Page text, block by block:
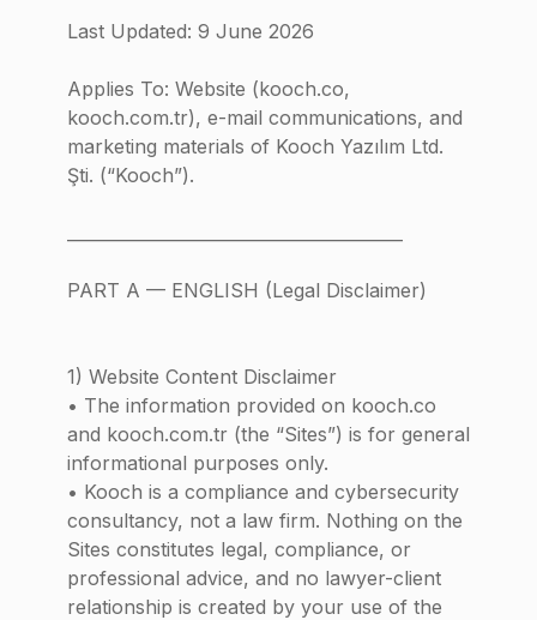
Last Updated: 9 June 2026
Applies To: Website (kooch.co,
kooch.com.tr), e-mail communications, and
marketing materials of Kooch Yazılım Ltd.
Şti. (“Kooch”).
PART A — ENGLISH (Legal Disclaimer)
1) Website Content Disclaimer
• The information provided on kooch.co
and kooch.com.tr (the “Sites”) is for general
informational purposes only.
• Kooch is a compliance and cybersecurity
consultancy, not a law firm. Nothing on the
Sites constitutes legal, compliance, or
professional advice, and no lawyer-client
relationship is created by your use of the